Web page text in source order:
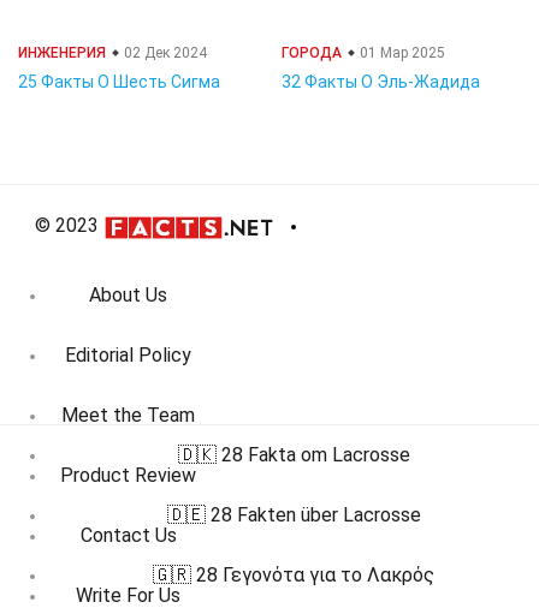
ИНЖЕНЕРИЯ 02 Дек 2024
25 Факты О Шесть Сигма
ГОРОДА 01 Мар 2025
32 Факты О Эль-Жадида
© 2023
About Us
Editorial Policy
Meet the Team
Product Review
Contact Us
Write For Us
🇩🇰 28 Fakta om Lacrosse
🇩🇪 28 Fakten über Lacrosse
🇬🇷 28 Γεγονότα για το Λακρός